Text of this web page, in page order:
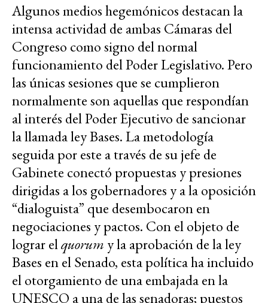
Algunos medios hegemónicos destacan la
intensa actividad de ambas Cámaras del
Congreso como signo del normal
funcionamiento del Poder Legislativo. Pero
las únicas sesiones que se cumplieron
normalmente son aquellas que respondían
al interés del Poder Ejecutivo de sancionar
la llamada ley Bases. La metodología
seguida por este a través de su jefe de
Gabinete conectó propuestas y presiones
dirigidas a los gobernadores y a la oposición
“dialoguista” que desembocaron en
negociaciones y pactos. Con el objeto de
lograr elquorum y la aprobación de la ley
Bases en el Senado, esta política ha incluido
el otorgamiento de una embajada en la
UNESCO a una de las senadoras; puestos